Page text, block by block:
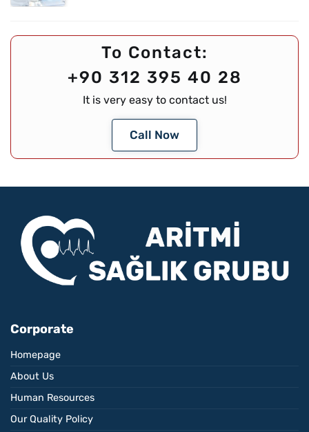
To Contact:
+90 312 395 40 28
It is very easy to contact us!
Call Now
Corporate
Homepage
About Us
Human Resources
Our Quality Policy